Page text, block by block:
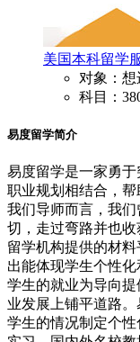
美国本科留学
对象：
科目：
易度留学简介
易度留学是一家勇
职业规划相结合， 帮
我们导师而言，我们
切，走过弯路并也
留学机构提供的材
出能体现学生个性化
学生的就业为导向
业发展上铺平道路。
学生的情况制定个